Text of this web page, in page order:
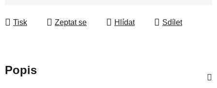
Tisk Zeptat se Hlídat Sdílet
Popis